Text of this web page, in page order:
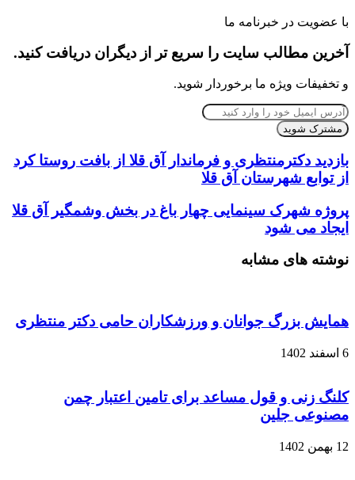
با عضویت در خبرنامه ما
آخرین مطالب سایت را سریع تر از دیگران دریافت کنید.
و تخفیفات ویژه ما برخوردار شوید.
آدرس
ایمیل
خود
را
وارد
کنید
بازدید دکترمنتظری و فرماندار آق قلا از بافت روستا کرد
از توابع شهرستان آق قلا
پروژه شهرک سینمایی چهار باغ در بخش وشمگیر آق قلا
ایجاد می شود
نوشته های مشابه
همایش بزرگ جوانان و ورزشکاران حامی دکتر منتظری
6 اسفند 1402
کلنگ زنی و قول مساعد برای تامین اعتبار چمن
مصنوعی جلین
12 بهمن 1402